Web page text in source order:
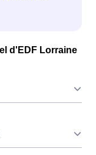
d'EDF Lorraine
Les-Bains ou